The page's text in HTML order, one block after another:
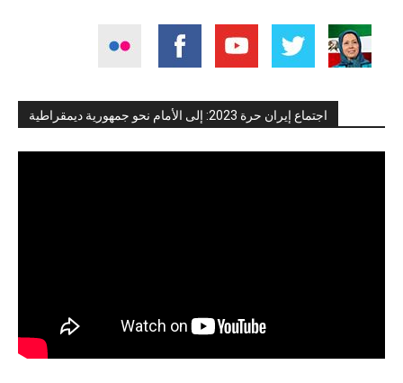
اجتماع إيران حرة 2023: إلى الأمام نحو جمهورية ديمقراطية